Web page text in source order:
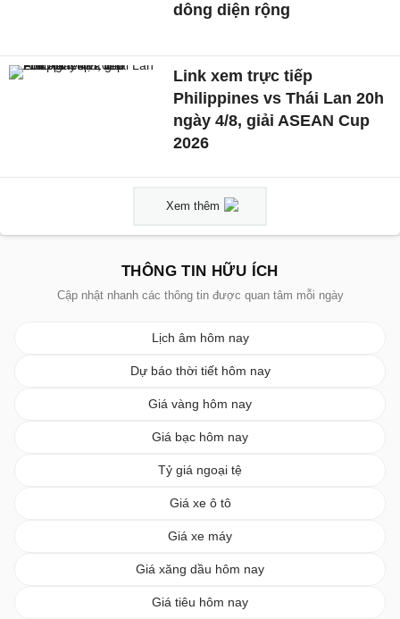
dông diện rộng
Link xem trực tiếp
Philippines vs Thái Lan 20h
ngày 4/8, giải ASEAN Cup
2026
Xem thêm
THÔNG TIN HỮU ÍCH
Cập nhật nhanh các thông tin được quan tâm mỗi ngày
Lịch âm hôm nay
Dự báo thời tiết hôm nay
Giá vàng hôm nay
Giá bạc hôm nay
Tỷ giá ngoại tệ
Giá xe ô tô
Giá xe máy
Giá xăng dầu hôm nay
Giá tiêu hôm nay